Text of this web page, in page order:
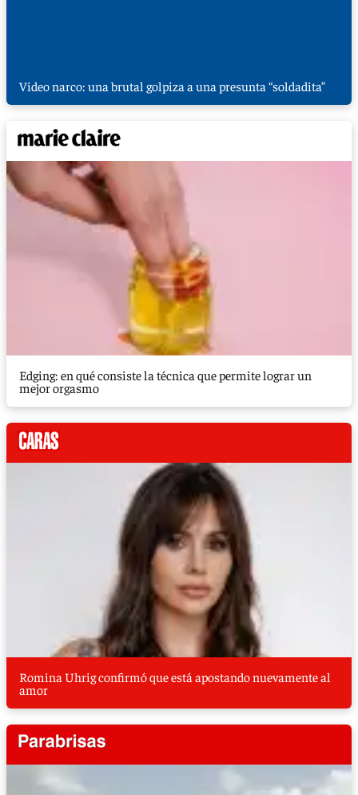
Video narco: una brutal golpiza a una presunta “soldadita”
Edging: en qué consiste la técnica que permite lograr un
mejor orgasmo
Romina Uhrig confirmó que está apostando nuevamente al
amor